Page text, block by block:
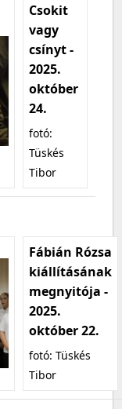
Csokit
vagy
csínyt -
2025.
október
24.
fotó:
Tüskés
Tibor
Fábián Rózsa
kiállításának
megnyitója -
2025.
október 22.
fotó: Tüskés
Tibor